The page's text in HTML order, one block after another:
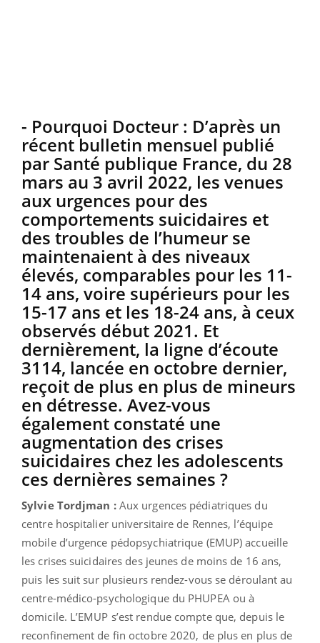
- Pourquoi Docteur : D’après un
récent bulletin mensuel publié
par Santé publique France, du 28
mars au 3 avril 2022, les venues
aux urgences pour des
comportements suicidaires et
des troubles de l’humeur se
maintenaient à des niveaux
élevés, comparables pour les 11-
14 ans, voire supérieurs pour les
15-17 ans et les 18-24 ans, à ceux
observés début 2021. Et
dernièrement, la ligne d’écoute
3114, lancée en octobre dernier,
reçoit de plus en plus de mineurs
en détresse. Avez-vous
également constaté une
augmentation des crises
suicidaires chez les adolescents
ces dernières semaines ?
Sylvie Tordjman :Aux urgences pédiatriques du
centre hospitalier universitaire de Rennes, l’équipe
mobile d’urgence pédopsychiatrique (EMUP) accueille
les crises suicidaires des jeunes de moins de 16 ans,
puis les suit sur plusieurs rendez-vous se déroulant au
centre-médico-psychologique du PHUPEA ou à
domicile. L’EMUP s’est rendue compte que, depuis le
reconfinement de fin octobre 2020, de plus en plus de